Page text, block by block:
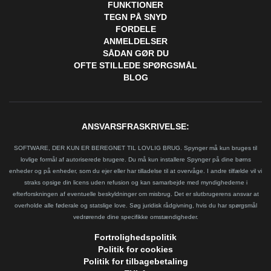
FUNKTIONER
TEGN PÅ SNYD
FORDELE
ANMELDELSER
SÅDAN GØR DU
OFTE STILLEDE SPØRGSMÅL
BLOG
ANSVARSFRASKRIVELSE:
SOFTWARE, DER KUN ER BEREGNET TIL LOVLIG BRUG. Spynger må kun bruges til
lovlige formål af autoriserede brugere. Du må kun installere Spynger på dine børns
enheder og på enheder, som du ejer eller har tilladelse til at overvåge. I andre tilfælde vil vi
straks opsige din licens uden refusion og kan samarbejde med myndighederne i
efterforskningen af eventuelle beskyldninger om misbrug. Det er slutbrugerens ansvar at
overholde alle føderale og statslige love. Søg juridisk rådgivning, hvis du har spørgsmål
vedrørende dine specifikke omstændigheder.
Fortrolighedspolitik
Politik for cookies
Politik for tilbagebetaling